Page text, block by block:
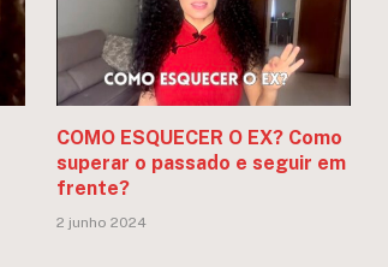
COMO ESQUECER O EX? Como
superar o passado e seguir em
frente?
2 junho 2024